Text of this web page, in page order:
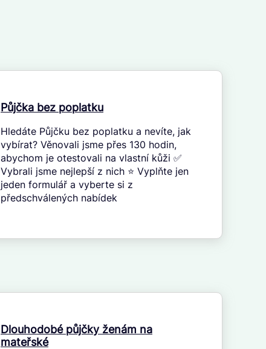
Půjčka bez poplatku
Hledáte Půjčku bez poplatku a nevíte, jak
vybírat? Věnovali jsme přes 130 hodin,
abychom je otestovali na vlastní kůži ✅
Vybrali jsme nejlepší z nich ⭐ Vyplňte jen
jeden formulář a vyberte si z
předschválených nabídek
Dlouhodobé půjčky ženám na
mateřské